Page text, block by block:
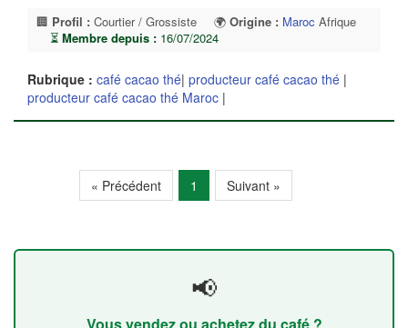
🏢 Profil : Courtier / Grossiste 🌍 Origine : Maroc Afrique
⏳ Membre depuis : 16/07/2024
Rubrique : café cacao thé| producteur café cacao thé |
producteur café cacao thé Maroc |
« Précédent 1 Suivant »
📢
Vous vendez ou achetez du café ?